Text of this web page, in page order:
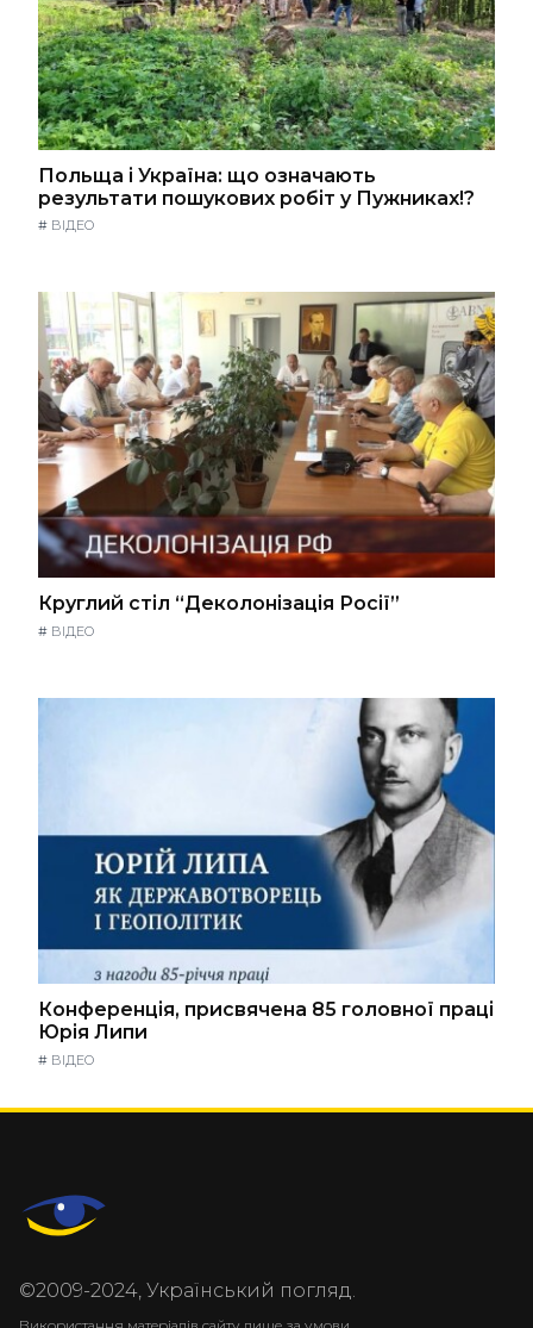
Польща і Україна: що означають
результати пошукових робіт у Пужниках!?
# ВІДЕО
Круглий стіл “Деколонізація Росії”
# ВІДЕО
Конференція, присвячена 85 головної праці
Юрія Липи
# ВІДЕО
©2009-2024, Український погляд.